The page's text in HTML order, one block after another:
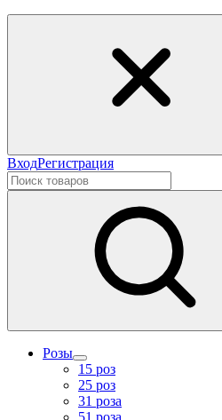
ВходРегистрация
Розы
15 роз
25 роз
31 роза
51 роза